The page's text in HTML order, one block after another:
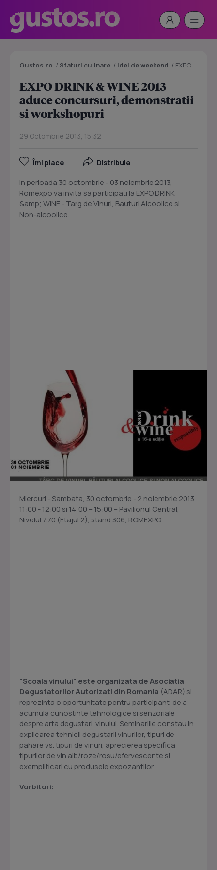
Gustos.ro / Sfaturi culinare / Idei de weekend / EXPO DRINK & WINE 2013 aduce concursuri, demonstratii si workshopuri
EXPO DRINK & WINE 2013
aduce concursuri, demonstratii
si workshopuri
29 Octombrie 2013, 15:32
Îmi place Distribuie
In perioada 30 octombrie - 03 noiembrie 2013,
Romexpo va invita sa participati la EXPO DRINK
&amp; WINE - Targ de Vinuri, Bauturi Alcoolice si
Non-alcoolice.
Miercuri - Sambata, 30 octombrie - 2 noiembrie 2013,
11:00 - 12:00 si 14:00 – 15:00 – Pavilionul Central,
Nivelul 7.70 (Etajul 2), stand 306, ROMEXPO
"Scoala vinului" este organizata de Asociatia
Degustatorilor Autorizati din Romania (ADAR) si
reprezinta o oportunitate pentru participanti de a
acumula cunostinte tehnologice si senzoriale
despre arta degustarii vinului. Seminariile constau in
explicarea tehnicii degustarii vinurilor, tipuri de
pahare vs. tipuri de vinuri, aprecierea specifica
tipurilor de vin alb/roze/rosu/efervescente si
exemplificari cu produsele expozantilor.
Vorbitori: